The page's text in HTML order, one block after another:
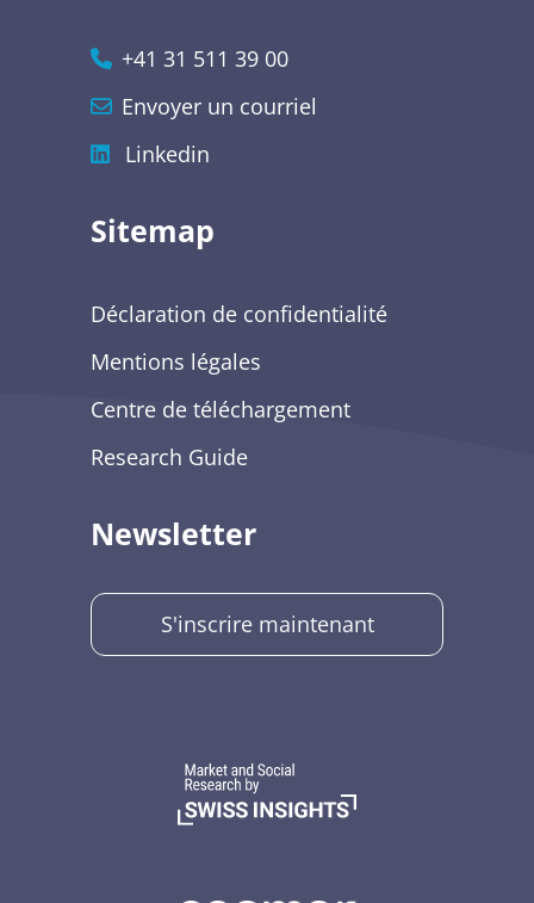
+41 31 511 39 00
Envoyer un courriel
Linkedin
Sitemap
Déclaration de confidentialité
Mentions légales
Centre de téléchargement
Research Guide
Newsletter
S'inscrire maintenant